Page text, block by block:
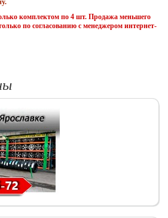
комплектом по 4 шт. Продажа меньшего
по согласованию с менеджером интернет-